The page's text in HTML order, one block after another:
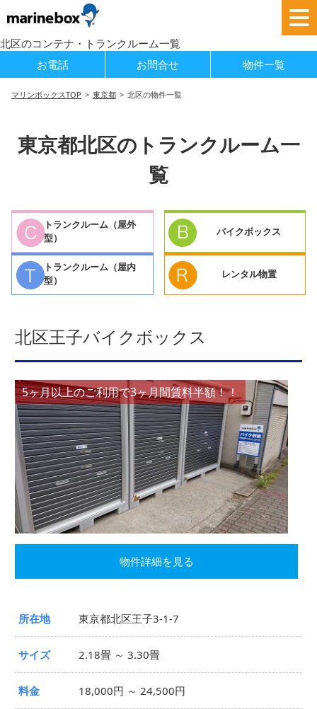
北区のコンテナ・トランクルーム一覧
お電話
お問合せ 物件一覧
マリンボックスTOP 東京都 北区の物件一覧
東京都北区のトランクルーム一
覧
トランクルーム（屋外
型）
トランクルーム（屋内
型）
バイクボックス
レンタル物置
北区王子バイクボックス
5ヶ月以上のご利用で3ヶ月間賃料半額！！
物件詳細を見る
所在地 東京都北区王子3-1-7
サイズ 2.18畳 ～ 3.30畳
料金 18,000円 ～ 24,500円